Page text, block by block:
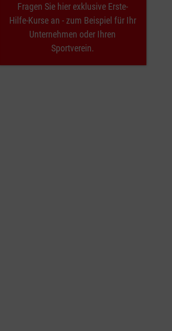
Fragen Sie hier exklusive Erste-
Hilfe-Kurse an - zum Beispiel für Ihr
Unternehmen oder Ihren
Sportverein.